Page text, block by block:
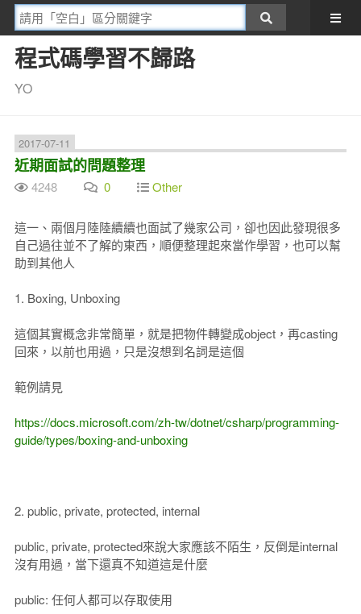
程式碼學習不歸路
YO
2017-07-11
近期面試的問題整理
4248 0 Other
這一、兩個月陸陸續續也面試了幾家公司，卻也因此發現很多
自己過往並不了解的東西，順便整理起來當作學習，也可以幫
助到其他人
1. Boxing, Unboxing
這個其實概念非常簡單，就是把物件轉變成object，再casting
回來，以前也用過，只是沒想到名詞是這個
範例請見
https://docs.microsoft.com/zh-tw/dotnet/csharp/programming-
guide/types/boxing-and-unboxing
2. public, private, protected, internal
public, private, protected來說大家應該不陌生，反倒是internal
沒有用過，當下還真不知道這是什麼
public: 任何人都可以存取使用